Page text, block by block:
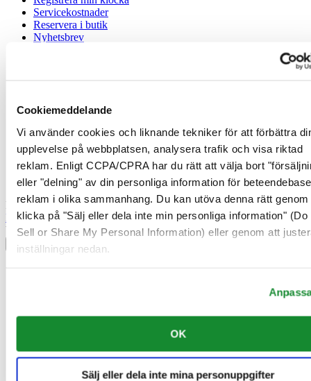
Cookiemeddelande
Vi använder cookies och liknande tekniker för att förbättra
upplevelse på webbplatsen, analysera trafik och visa riktad
reklam. Enligt CCPA/CPRA har du rätt att välja bort
eller "delning" av din personliga information för
reklam i olika sammanhang. Du kan utöva denna rätt genom
klicka på "Sälj eller dela inte min personliga information" (Do
Sell or Share My Personal Information) eller genom att
inställningar nedan.
OK
Sälj eller dela inte mina personuppgifter
Servicekostnader
Reservera i butik
Nyhetsbrev
Integritetsmeddelande
Försäljningsvillkor
Ångerrätt / Frånträde av avtal
Gå med i Certina Klubben
Registrera dig för att få exklusiv information
Bli medlem
Välj land/region
Språkväljare
Finland
Kina
English